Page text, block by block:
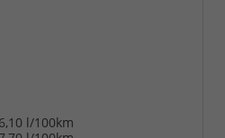
6,10 l/100km